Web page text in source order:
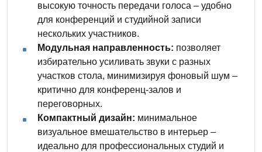
высокую точность передачи голоса – удобно
для конференций и студийной записи
нескольких участников.
Модульная направленность: позволяет
избирательно усиливать звуки с разных
участков стола, минимизируя фоновый шум –
критично для конференц-залов и
переговорных.
Компактный дизайн: минимальное
визуальное вмешательство в интерьер –
идеально для профессиональных студий и